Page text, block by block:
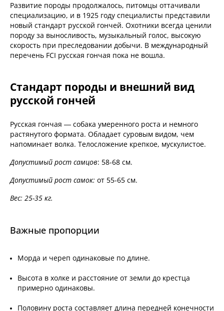
Развитие породы продолжалось, питомцы оттачивали
специализацию, и в 1925 году специалисты представили
новый стандарт русской гончей. Охотники всегда ценили
породу за выносливость, музыкальный голос, высокую
скорость при преследовании добычи. В международный
перечень FCI русская гончая пока не вошла.
Стандарт породы и внешний вид
русской гончей
Русская гончая — собака умеренного роста и немного
растянутого формата. Обладает суровым видом, чем
напоминает волка. Телосложение крепкое, мускулистое.
Допустимый рост самцов: 58-68 см.
Допустимый рост самок: от 55-65 см.
Вес: 25-35 кг.
Важные пропорции
Морда и череп одинаковые по длине.
Высота в холке и расстояние от земли до крестца
примерно одинаковы.
Половину роста составляет длина передней конечности